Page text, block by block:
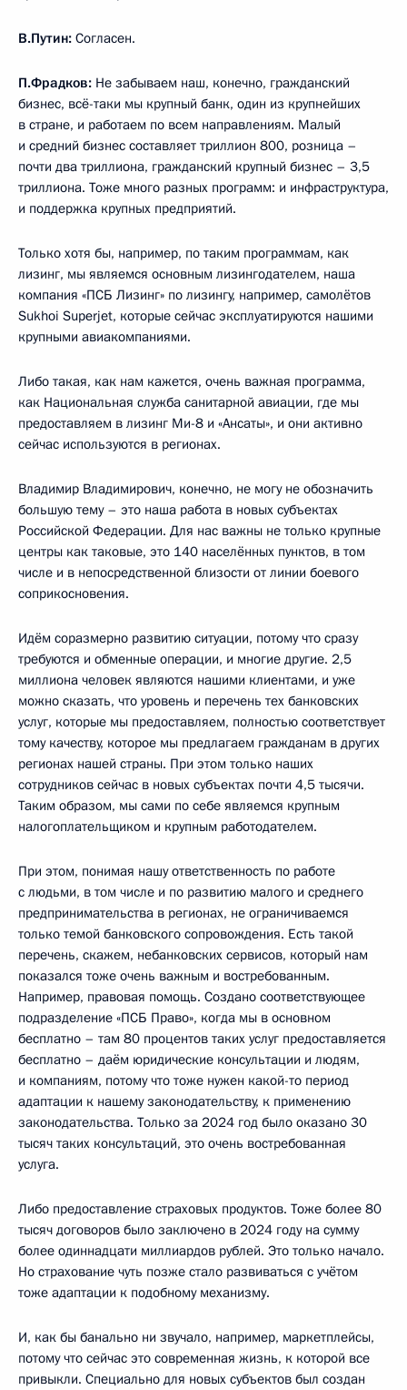
В.Путин: Согласен.
П.Фрадков: Не забываем наш, конечно, гражданский
бизнес, всё-таки мы крупный банк, один из крупнейших
в стране, и работаем по всем направлениям. Малый
и средний бизнес составляет триллион 800, розница –
почти два триллиона, гражданский крупный бизнес – 3,5
триллиона. Тоже много разных программ: и инфраструктура,
и поддержка крупных предприятий.
Только хотя бы, например, по таким программам, как
лизинг, мы являемся основным лизингодателем, наша
компания «ПСБ Лизинг» по лизингу, например, самолётов
Sukhoi Superjet, которые сейчас эксплуатируются нашими
крупными авиакомпаниями.
Либо такая, как нам кажется, очень важная программа,
как Национальная служба санитарной авиации, где мы
предоставляем в лизинг Ми-8 и «Ансаты», и они активно
сейчас используются в регионах.
Владимир Владимирович, конечно, не могу не обозначить
большую тему – это наша работа в новых субъектах
Российской Федерации. Для нас важны не только крупные
центры как таковые, это 140 населённых пунктов, в том
числе и в непосредственной близости от линии боевого
соприкосновения.
Идём соразмерно развитию ситуации, потому что сразу
требуются и обменные операции, и многие другие. 2,5
миллиона человек являются нашими клиентами, и уже
можно сказать, что уровень и перечень тех банковских
услуг, которые мы предоставляем, полностью соответствует
тому качеству, которое мы предлагаем гражданам в других
регионах нашей страны. При этом только наших
сотрудников сейчас в новых субъектах почти 4,5 тысячи.
Таким образом, мы сами по себе являемся крупным
налогоплательщиком и крупным работодателем.
При этом, понимая нашу ответственность по работе
с людьми, в том числе и по развитию малого и среднего
предпринимательства в регионах, не ограничиваемся
только темой банковского сопровождения. Есть такой
перечень, скажем, небанковских сервисов, который нам
показался тоже очень важным и востребованным.
Например, правовая помощь. Создано соответствующее
подразделение «ПСБ Право», когда мы в основном
бесплатно – там 80 процентов таких услуг предоставляется
бесплатно – даём юридические консультации и людям,
и компаниям, потому что тоже нужен какой-то период
адаптации к нашему законодательству, к применению
законодательства. Только за 2024 год было оказано 30
тысяч таких консультаций, это очень востребованная
услуга.
Либо предоставление страховых продуктов. Тоже более 80
тысяч договоров было заключено в 2024 году на сумму
более одиннадцати миллиардов рублей. Это только начало.
Но страхование чуть позже стало развиваться с учётом
тоже адаптации к подобному механизму.
И, как бы банально ни звучало, например, маркетплейсы,
потому что сейчас это современная жизнь, к которой все
привыкли. Специально для новых субъектов был создан